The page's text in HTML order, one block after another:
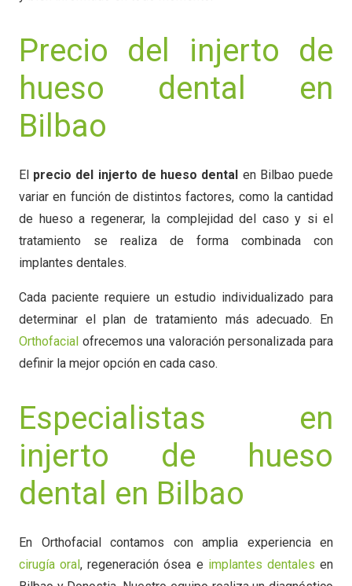
Precio del injerto de
hueso dental en
Bilbao
El precio del injerto de hueso dental en Bilbao puede
variar en función de distintos factores, como la cantidad
de hueso a regenerar, la complejidad del caso y si el
tratamiento se realiza de forma combinada con
implantes dentales.
Cada paciente requiere un estudio individualizado para
determinar el plan de tratamiento más adecuado. En
Orthofacial ofrecemos una valoración personalizada para
definir la mejor opción en cada caso.
Especialistas en
injerto de hueso
dental en Bilbao
En Orthofacial contamos con amplia experiencia en
cirugía oral, regeneración ósea e implantes dentales en